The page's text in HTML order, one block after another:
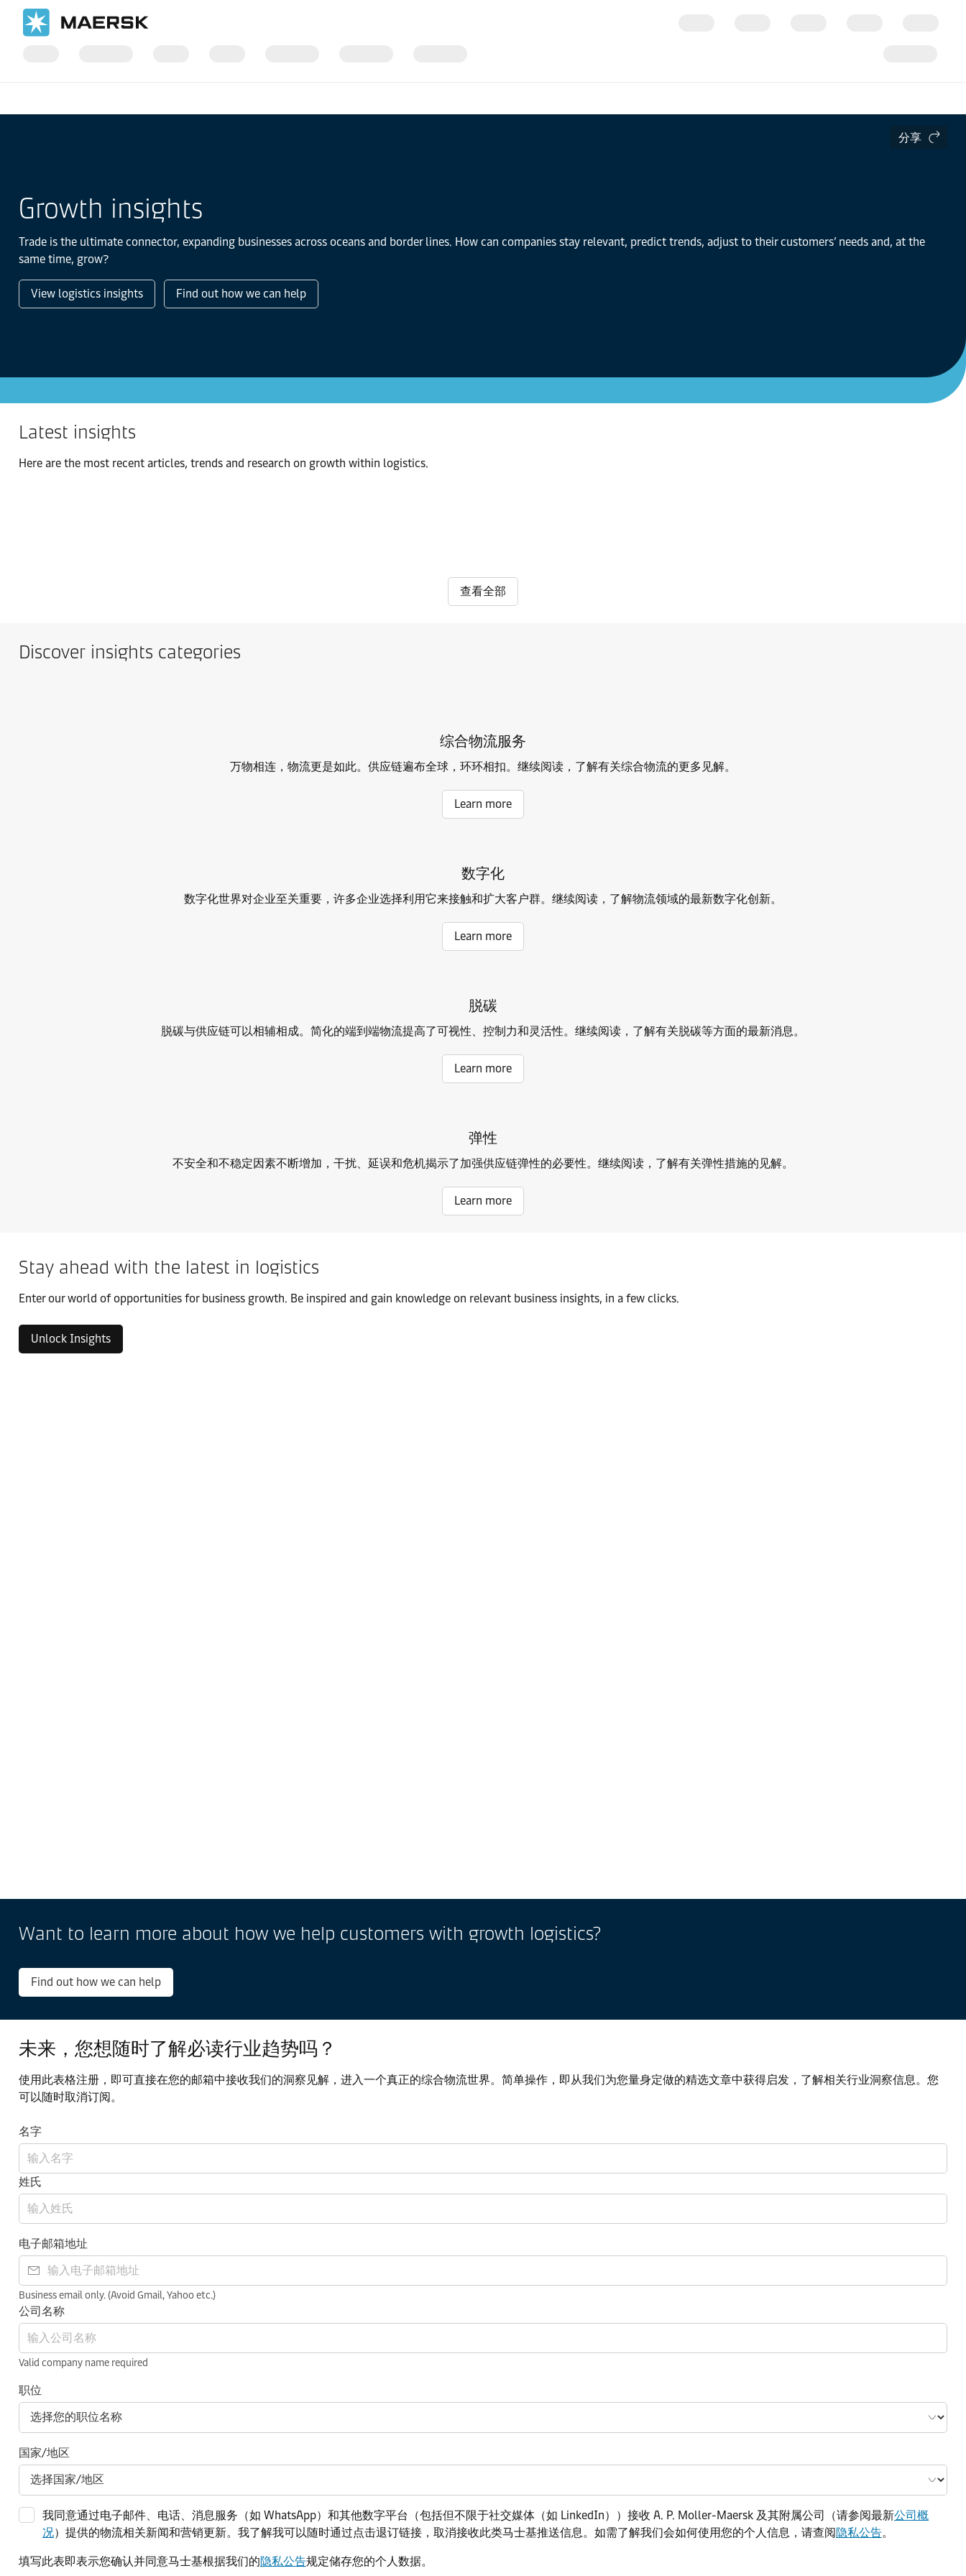
分享
Growth insights
Trade is the ultimate connector, expanding businesses across oceans and border lines. How can companies stay relevant, predict trends, adjust to their customers’ needs and, at the
same time, grow?
View logistics insights Find out how we can help
Latest insights
Here are the most recent articles, trends and research on growth within logistics.
查看全部
Discover insights categories
综合物流服务
万物相连，物流更是如此。供应链遍布全球，环环相扣。继续阅读，了解有关综合物流的更多见解。
Learn more
数字化
数字化世界对企业至关重要，许多企业选择利用它来接触和扩大客户群。继续阅读，了解物流领域的最新数字化创新。
Learn more
脱碳
脱碳与供应链可以相辅相成。简化的端到端物流提高了可视性、控制力和灵活性。继续阅读，了解有关脱碳等方面的最新消息。
Learn more
弹性
不安全和不稳定因素不断增加，干扰、延误和危机揭示了加强供应链弹性的必要性。继续阅读，了解有关弹性措施的见解。
Learn more
Stay ahead with the latest in logistics
Enter our world of opportunities for business growth. Be inspired and gain knowledge on relevant business insights, in a few clicks.
Unlock Insights
Want to learn more about how we help customers with growth logistics?
Find out how we can help
未来，您想随时了解必读行业趋势吗？
使用此表格注册，即可直接在您的邮箱中接收我们的洞察见解，进入一个真正的综合物流世界。简单操作，即从我们为您量身定做的精选文章中获得启发，了解相关行业洞察信息。您
可以随时取消订阅。
名字
姓氏
电子邮箱地址
Business email only. (Avoid Gmail, Yahoo etc.)
公司名称
Valid company name required
职位
国家/地区
我同意通过电子邮件、电话、消息服务（如 WhatsApp）和其他数字平台（包括但不限于社交媒体（如 LinkedIn））接收 A. P. Moller-Maersk 及其附属公司（请参阅最新公司概
况）提供的物流相关新闻和营销更新。我了解我可以随时通过点击退订链接，取消接收此类马士基推送信息。如需了解我们会如何使用您的个人信息，请查阅隐私公告。
填写此表即表示您确认并同意马士基根据我们的隐私公告规定储存您的个人数据。